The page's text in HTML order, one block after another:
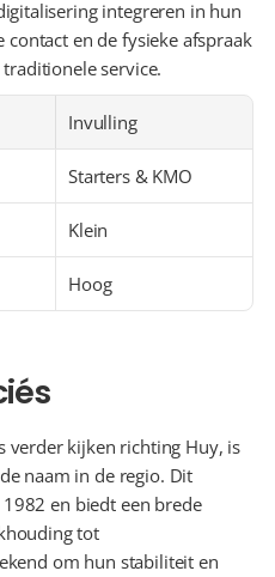
integreren in hun
en de fysieke afspraak
service.
Invulling
Starters & KMO
Klein
Hoog
naam in de regio. Dit
en biedt een brede
tot
om hun stabiliteit en